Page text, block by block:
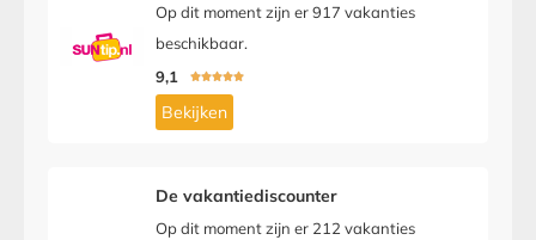
Op dit moment zijn er 917 vakanties
beschikbaar.
9,1

Bekijken
De vakantiediscounter
Op dit moment zijn er 212 vakanties